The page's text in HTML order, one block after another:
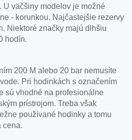
U väčšiny modelov je možné
- korunkou. Najčastejšie rezervy
Niektoré značky majú dlhšiu
hodín.
200 M alebo 20 bar nemusíte
Pri hodinkách s označením
sú vhodné na profesionálne
prístrojom. Treba však
používané hodinky a tomu
cena.